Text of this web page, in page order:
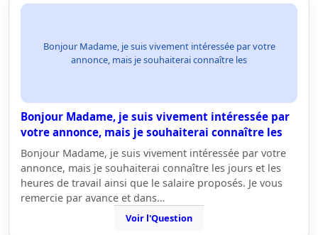
Bonjour Madame, je suis vivement intéressée par votre
annonce, mais je souhaiterai connaître les
Bonjour Madame, je suis vivement intéressée par
votre annonce, mais je souhaiterai connaître les
Bonjour Madame, je suis vivement intéressée par votre
annonce, mais je souhaiterai connaître les jours et les
heures de travail ainsi que le salaire proposés. Je vous
remercie par avance et dans…
Voir l'Question